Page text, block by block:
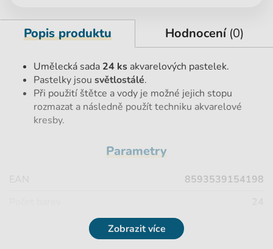
Popis produktu Hodnocení (0)
Umělecká sada 24 ks akvarelových pastelek.
Pastelky jsou světlostálé.
Při použití štětce a vody je možné jejich stopu
rozmazat a následně použít techniku akvarelové
kresby.
Parametry
EAN
8593539154198
Zobrazit více